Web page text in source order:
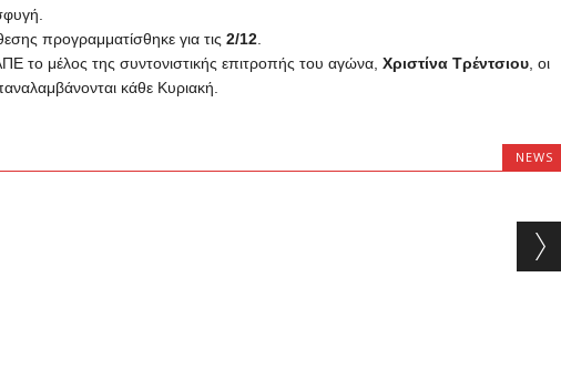
προγραμματίσθηκε για τις 2/12.
το μέλος της συντονιστικής επιτροπής του αγώνα, Χριστίνα Τρέντσιου, οι
κάθε Κυριακή.
NEWS